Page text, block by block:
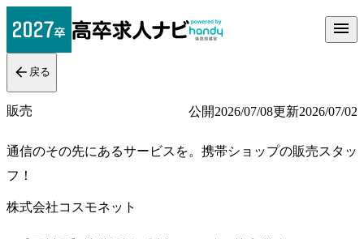
戻る
販売 公開2026/07/08更新2026/07/02
通信のその先にあるサービスを。携帯ショップの販売スタッ
フ！
株式会社コスモネット